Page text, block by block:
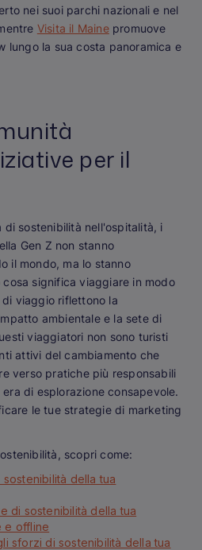
nei suoi parchi nazionali e nel
Visita il Mainepromuove
lungo la sua costa panoramica e
per il
di sostenibilità nell'ospitalità, i
Gen Z non stanno
il mondo, ma lo stanno
significa viaggiare in modo
viaggio riflettono la
ambientale e la sete di
viaggiatori non sono turisti
attivi del cambiamento che
verso pratiche più responsabili
di esplorazione consapevole.
le tue strategie di marketing
scopri come:
della tua
di sostenibilità della tua
e offline
sforzi di sostenibilità della tua